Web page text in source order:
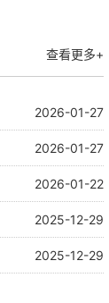
查看更多+
2026-01-27
2026-01-27
2026-01-22
2025-12-29
2025-12-29